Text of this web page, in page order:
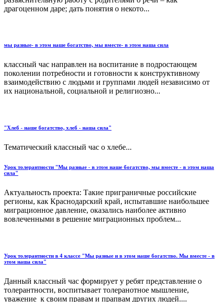
драгоценном даре; дать понятия о некото...
мы разные- в этом наше богатство, мы вместе- в этом наша сила
классный час направлен на воспитание в подростающем
поколении потребности и готовности к конструктивному
взаимодействию с людьми и группами людей независимо от
их национальной, социальной и религиозно...
"Хлеб - наше богатство, хлеб - наша сила"
Тематический классный час о хлебе...
Урок толерантности "Мы разные - в этом наше богатство, мы вместе - в этом наша
сила"
Актуальность проекта: Такие приграничные российские
регионы, как Краснодарский край, испытавшие наибольшее
миграционное давление, оказались наиболее активно
вовлеченными в решение миграционных проблем...
Урок толерантности в 4 классе "Мы разные и в этом наше богатство. Мы вместе - в
этом наша сила"
Данный классный час формирует у ребят представление о
толерантности, воспитывает толеранотное мышление,
уважение к своим правам и прапвам других людей....